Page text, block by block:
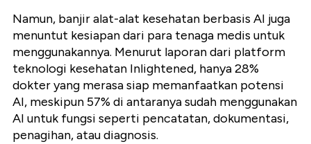
Namun, banjir alat-alat kesehatan berbasis AI juga
menuntut kesiapan dari para tenaga medis untuk
menggunakannya. Menurut laporan dari platform
teknologi kesehatan Inlightened, hanya 28%
dokter yang merasa siap memanfaatkan potensi
AI, meskipun 57% di antaranya sudah menggunakan
AI untuk fungsi seperti pencatatan, dokumentasi,
penagihan, atau diagnosis.